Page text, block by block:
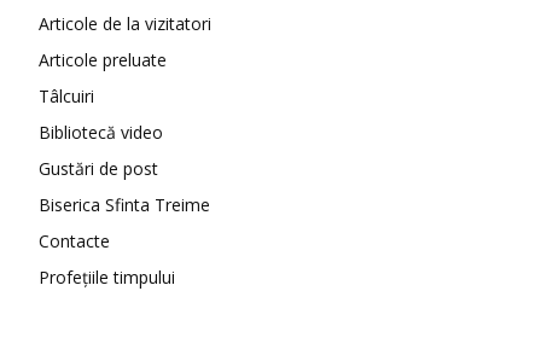
Articole de la vizitatori
Articole preluate
Tâlcuiri
Bibliotecă video
Gustări de post
Biserica Sfinta Treime
Contacte
Profețiile timpului